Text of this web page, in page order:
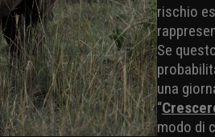
rischio
Se
una
“
modo di